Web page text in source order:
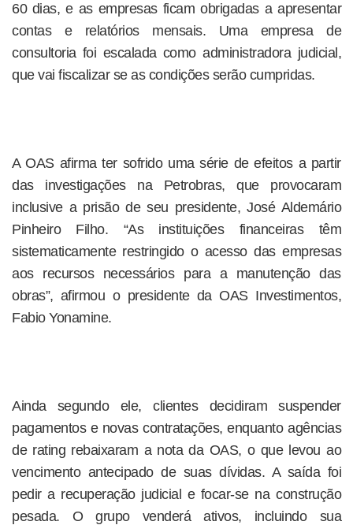
60 dias, e as empresas ficam obrigadas a apresentar
contas e relatórios mensais. Uma empresa de
consultoria foi escalada como administradora judicial,
que vai fiscalizar se as condições serão cumpridas.
A OAS afirma ter sofrido uma série de efeitos a partir
das investigações na Petrobras, que provocaram
inclusive a prisão de seu presidente, José Aldemário
Pinheiro Filho. “As instituições financeiras têm
sistematicamente restringido o acesso das empresas
aos recursos necessários para a manutenção das
obras”, afirmou o presidente da OAS Investimentos,
Fabio Yonamine.
Ainda segundo ele, clientes decidiram suspender
pagamentos e novas contratações, enquanto agências
de rating rebaixaram a nota da OAS, o que levou ao
vencimento antecipado de suas dívidas. A saída foi
pedir a recuperação judicial e focar-se na construção
pesada. O grupo venderá ativos, incluindo sua